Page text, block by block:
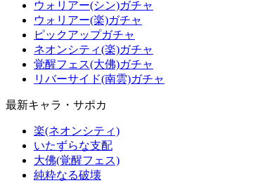
ウォリアー(シン)ガチャ
ウォリアー(楽)ガチャ
ピックアップガチャ
ネオンシティ(楽)ガチャ
覚醒フェス(大佛)ガチャ
リバーサイド(南雲)ガチャ
最新キャラ・サポカ
楽(ネオンシティ)
いたずらな支配
大佛(覚醒フェス)
純粋なる破壊